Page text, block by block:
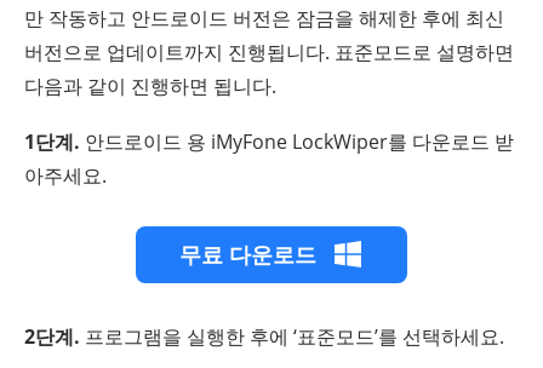
만 작동하고 안드로이드 버전은 잠금을 해제한 후에 최신
버전으로 업데이트까지 진행됩니다. 표준모드로 설명하면
다음과 같이 진행하면 됩니다.
1단계. 안드로이드 용 iMyFone LockWiper를 다운로드 받
아주세요.
무료 다운로드
2단계. 프로그램을 실행한 후에 ‘표준모드’를 선택하세요.